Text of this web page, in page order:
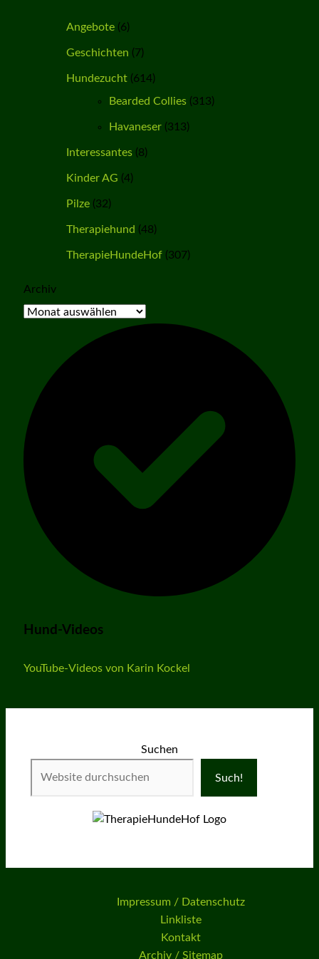
Angebote(6)
Geschichten (7)
Hundezucht(614)
Bearded Collies(313)
Havaneser(313)
Interessantes(8)
Kinder AG (4)
Pilze(32)
Therapiehund (48)
TherapieHundeHof(307)
Archiv
Hund-Videos
YouTube-Videos von Karin Kockel
Suchen
Such!
Impressum / Datenschutz
Linkliste
Kontakt
Archiv / Sitemap